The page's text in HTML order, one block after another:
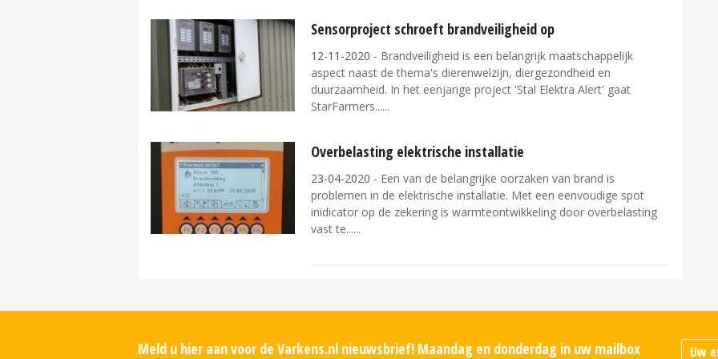
Sensorproject schroeft brandveiligheid op
12-11-2020 - Brandveiligheid is een belangrijk maatschappelijk
aspect naast de thema's dierenwelzijn, diergezondheid en
duurzaamheid. In het eenjarige project 'Stal Elektra Alert' gaat
StarFarmers...
Overbelasting elektrische installatie
23-04-2020 - Een van de belangrijke oorzaken van brand is
problemen in de elektrische installatie. Met een eenvoudige spot
inidicator op de zekering is warmteontwikkeling door overbelasting
vast te...
Meld u hier aan voor de Varkens.nl nieuwsbrief! Maandag en donderdag in uw mailbox